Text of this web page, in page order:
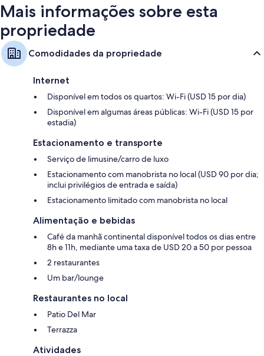
Mais informações sobre esta
propriedade
Comodidades da propriedade
Internet
Disponível em todos os quartos: Wi-Fi (USD 15 por dia)
Disponível em algumas áreas públicas: Wi-Fi (USD 15 por
estadia)
Estacionamento e transporte
Serviço de limusine/carro de luxo
Estacionamento com manobrista no local (USD 90 por dia;
inclui privilégios de entrada e saída)
Estacionamento limitado com manobrista no local
Alimentação e bebidas
Café da manhã continental disponível todos os dias entre
8h e 11h, mediante uma taxa de USD 20 a 50 por pessoa
2 restaurantes
Um bar/lounge
Restaurantes no local
Patio Del Mar
Terrazza
Atividades